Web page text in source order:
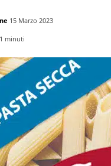
15 Marzo 2023
1 minuti